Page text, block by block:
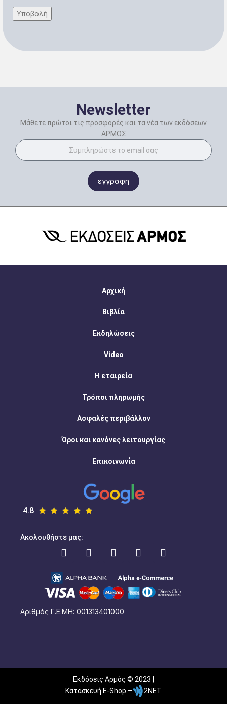
Newsletter
Μάθετε πρώτοι τις προσφορές και τα νέα των εκδόσεων
ΑΡΜΟΣ
εγγραφη
4.8
Αρχική
Βιβλία
Εκδηλώσεις
Video
Η εταιρεία
Τρόποι πληρωμής
Ασφαλές περιβάλλον
Όροι και κανόνες λειτουργίας
Επικοινωνία
Ακολουθήστε μας:
Αριθμός Γ.Ε.ΜΗ: 001313401000
Εκδόσεις Αρμός © 2023 |
Κατασκευή E-Shop – 2NET